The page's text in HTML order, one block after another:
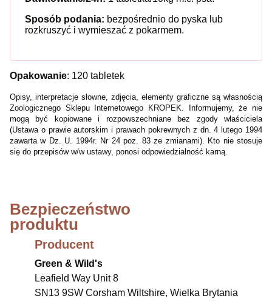
Sposób podania: bezpośrednio do pyska lub
rozkruszyć i wymieszać z pokarmem.
Opakowanie: 120 tabletek
Opisy, interpretacje słowne, zdjęcia, elementy graficzne są własnością
Zoologicznego Sklepu Internetowego KROPEK. Informujemy, że nie
mogą być kopiowane i rozpowszechniane bez zgody właściciela
(Ustawa o prawie autorskim i prawach pokrewnych z dn. 4 lutego 1994
zawarta w Dz. U. 1994r. Nr 24 poz. 83 ze zmianami). Kto nie stosuje
się do przepisów w/w ustawy, ponosi odpowiedzialność karną.
Bezpieczeństwo
produktu
Producent
Green & Wild's
Leafield Way Unit 8
SN13 9SW Corsham Wiltshire, Wielka Brytania